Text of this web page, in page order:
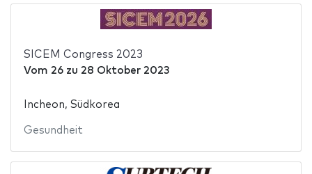
SICEM Congress 2023
Vom 26zu 28 Oktober 2023
Incheon, Südkorea
Gesundheit